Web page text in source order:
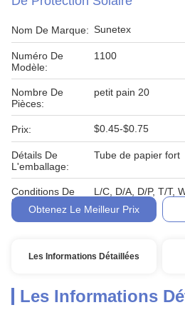
Nom De Marque: Sunetex
Numéro De
Modèle:
1100
Nombre De
Pièces:
petit pain 20
Prix: $0.45-$0.75
Détails De
L'emballage:
Tube de papier fort
Conditions De
Paiement:
L/C, D/A, D/P, T/T,
Obtenez Le Meilleur Prix
Les Informations Détaillées
Les Informations